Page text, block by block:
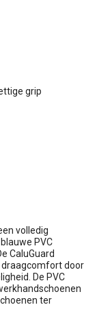
grip
volledig
PVC
CaluGuard
draagcomfort door
De PVC
ter